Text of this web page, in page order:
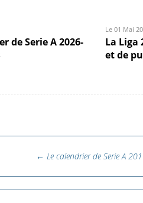
de Serie A 2026-
Le 01 Mai
La Liga
et de
← Le calendrier de Serie A